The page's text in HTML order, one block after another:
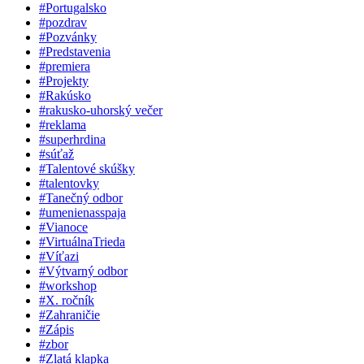
#Portugalsko
#pozdrav
#Pozvánky
#Predstavenia
#premiera
#Projekty
#Rakúsko
#rakusko-uhorský večer
#reklama
#superhrdina
#súťaž
#Talentové skúšky
#talentovky
#Tanečný odbor
#umenienasspaja
#Vianoce
#VirtuálnaTrieda
#Víťazi
#Výtvarný odbor
#workshop
#X. ročník
#Zahraničie
#Zápis
#zbor
#Zlatá klapka